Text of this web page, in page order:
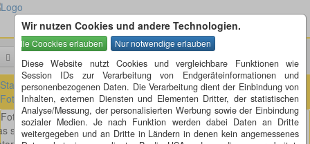
Wir nutzen Cookies und andere Technologien.
Diese Website nutzt Cookies und vergleichbare Funktionen wie
Session IDs zur Verarbeitung von Endgeräteinformationen und
personenbezogenen Daten. Die Verarbeitung dient der Einbindung von
Inhalten, externen Diensten und Elementen Dritter, der statistischen
Analyse/Messung, der personalisierten Werbung sowie der Einbindung
sozialer Medien. Je nach Funktion werden dabei Daten an Dritte
weitergegeben und an Dritte in Ländern in denen kein angemessenes
Startseite » Fotorätsel » Fotorätsel 1 bis 100 » Fotorätsel 11 bis 20 »
Fotorätsel 19
Fotorätsel 19
saftige grün der Wiesen und Bäume hat mich zu einem grünen